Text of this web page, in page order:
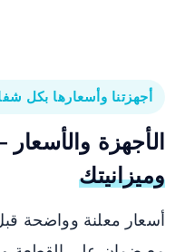
أجهزتنا وأسعارها بكل
الأجهزة
وميزانيتك
أسعار معلنة وواضحة